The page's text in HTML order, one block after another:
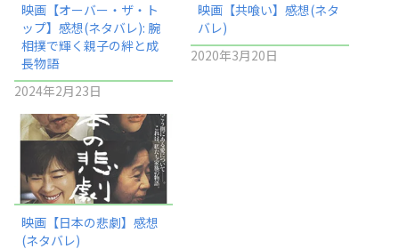
映画【オーバー・ザ・ト
ップ】感想(ネタバレ): 腕
相撲で輝く親子の絆と成
長物語
2024年2月23日
映画【共喰い】感想(ネタ
バレ)
2020年3月20日
映画【日本の悲劇】感想
(ネタバレ)